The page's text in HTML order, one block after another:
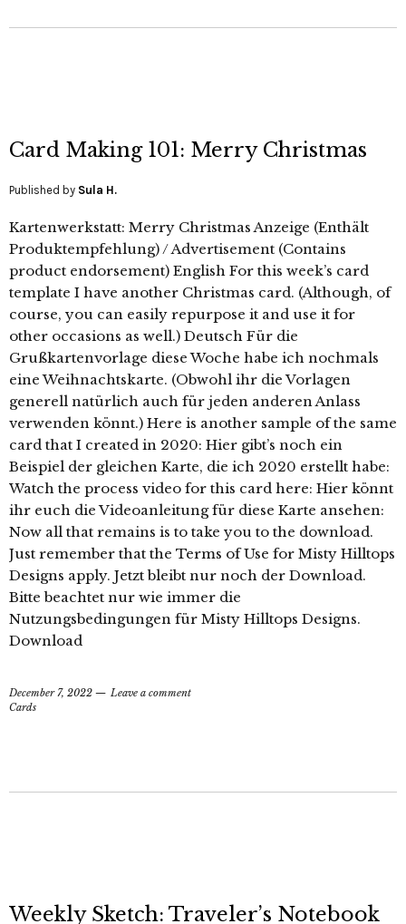
Card Making 101: Merry Christmas
Published by Sula H.
Kartenwerkstatt: Merry Christmas Anzeige (Enthält
Produktempfehlung) / Advertisement (Contains
product endorsement) English For this week’s card
template I have another Christmas card. (Although, of
course, you can easily repurpose it and use it for
other occasions as well.) Deutsch Für die
Grußkartenvorlage diese Woche habe ich nochmals
eine Weihnachtskarte. (Obwohl ihr die Vorlagen
generell natürlich auch für jeden anderen Anlass
verwenden könnt.) Here is another sample of the same
card that I created in 2020: Hier gibt’s noch ein
Beispiel der gleichen Karte, die ich 2020 erstellt habe:
Watch the process video for this card here: Hier könnt
ihr euch die Videoanleitung für diese Karte ansehen:
Now all that remains is to take you to the download.
Just remember that the Terms of Use for Misty Hilltops
Designs apply. Jetzt bleibt nur noch der Download.
Bitte beachtet nur wie immer die
Nutzungsbedingungen für Misty Hilltops Designs.
Download
December 7, 2022
Leave a comment
Cards
Weekly Sketch: Traveler’s Notebook